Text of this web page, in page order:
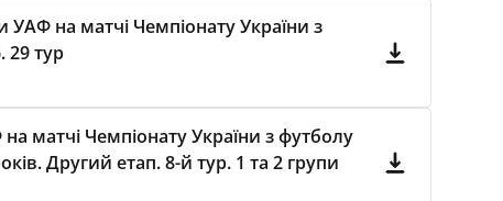
УАФ на матчі Чемпіонату України з
29 тур
матчі Чемпіонату України з футболу
Другий етап. 8-й тур. 1 та 2 групи